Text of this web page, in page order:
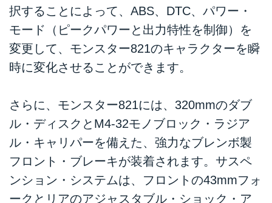
択することによって、ABS、DTC、パワー・
モード（ピークパワーと出力特性を制御）を
変更して、モンスター821のキャラクターを瞬
時に変化させることができます。
さらに、モンスター821には、320mmのダブ
ル・ディスクとM4-32モノブロック・ラジア
ル・キャリパーを備えた、強力なブレンボ製
フロント・ブレーキが装着されます。サスペ
ンション・システムは、フロントの43mmフォ
ークとリアのアジャスタブル・ショック・ア